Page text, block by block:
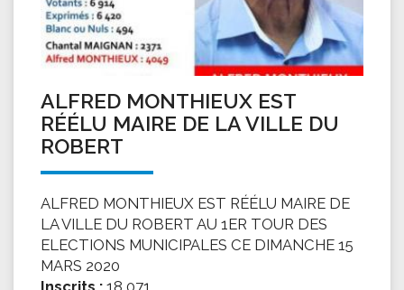
ALFRED MONTHIEUX EST
RÉÉLU MAIRE DE LA VILLE DU
ROBERT
ALFRED MONTHIEUX EST RÉÉLU MAIRE DE
LA VILLE DU ROBERT AU 1ER TOUR DES
ELECTIONS MUNICIPALES CE DIMANCHE 15
MARS 2020
Inscrits : 18 071